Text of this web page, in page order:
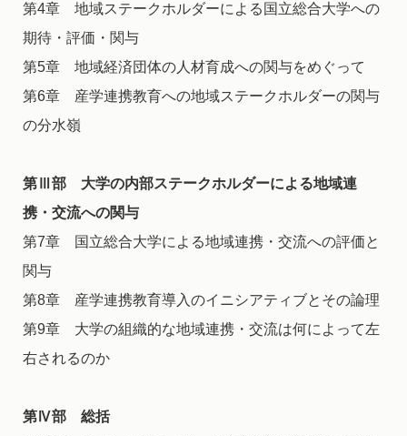
第4章 地域ステークホルダーによる国立総合大学への
期待・評価・関与
第5章 地域経済団体の人材育成への関与をめぐって
第6章 産学連携教育への地域ステークホルダーの関与
の分水嶺
第Ⅲ部 大学の内部ステークホルダーによる地域連
携・交流への関与
第7章 国立総合大学による地域連携・交流への評価と
関与
第8章 産学連携教育導入のイニシアティブとその論理
第9章 大学の組織的な地域連携・交流は何によって左
右されるのか
第Ⅳ部 総括